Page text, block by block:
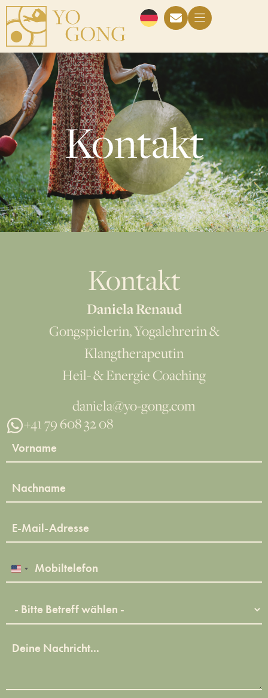
Kontakt
Kontakt
Daniela Renaud
Gongspielerin, Yogalehrerin &
Klangtherapeutin
Heil- & Energie Coaching
daniela@yo-gong.com
+41 79 608 32 08
United States +1